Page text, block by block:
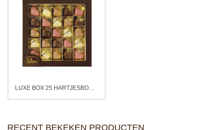
LUXE BOX 25 HARTJESBONBONS
RECENT BEKEKEN PRODUCTEN